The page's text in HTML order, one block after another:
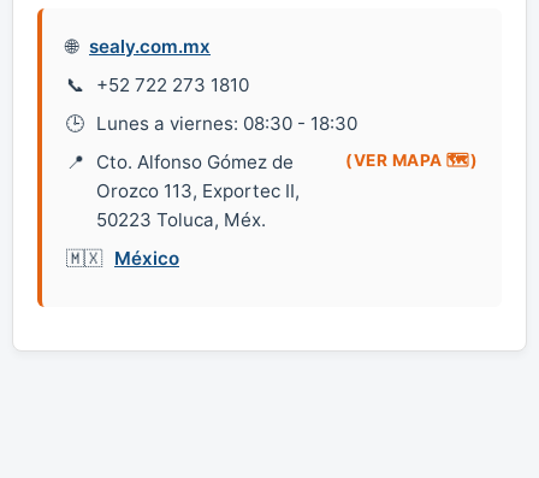
sealy.com.mx
+52 722 273 1810
Lunes a viernes: 08:30 - 18:30
Cto. Alfonso Gómez de
Orozco 113, Exportec II,
50223 Toluca, Méx.
(VER MAPA 🗺️)
México